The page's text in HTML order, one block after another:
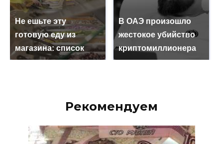
Не ешьте эту
готовую еду из
магазина: список
В ОАЭ произошло
жестокое убийство
криптомиллионера
Рекомендуем